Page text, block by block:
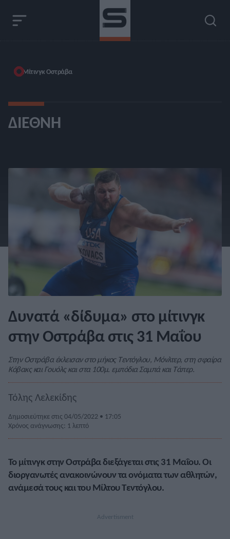
Μίτινγκ Οστράβα
ΔΙΕΘΝΉ
Δυνατά «δίδυμα» στο μίτινγκ
στην Οστράβα στις 31 Μαΐου
Στην Οστράβα έκλεισαν στο μήκος Τεντόγλου, Μόνλτερ, στη σφαίρα
Κόβακς και Γουόλς και στα 100μ. εμπόδια Σαμπά και Τάπερ.
Τόλης Λελεκίδης
Δημοσιεύτηκε στις 04/05/2022 • 17:05
Χρόνος ανάγνωσης: 1 λεπτό
Το μίτινγκ στην Οστράβα διεξάγεται στις 31 Μαΐου. Οι
διοργανωτές ανακοινώνουν τα ονόματα των αθλητών,
ανάμεσά τους και του Μίλτου Τεντόγλου.